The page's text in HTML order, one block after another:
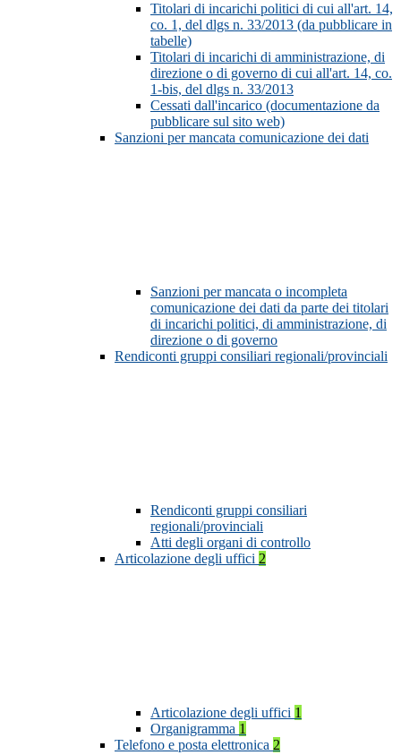
Titolari di incarichi politici di cui all'art. 14,
co. 1, del dlgs n. 33/2013 (da pubblicare in
tabelle)
Titolari di incarichi di amministrazione, di
direzione o di governo di cui all'art. 14, co.
1-bis, del dlgs n. 33/2013
Cessati dall'incarico (documentazione da
pubblicare sul sito web)
Sanzioni per mancata comunicazione dei dati
Sanzioni per mancata o incompleta
comunicazione dei dati da parte dei titolari
di incarichi politici, di amministrazione, di
direzione o di governo
Rendiconti gruppi consiliari regionali/provinciali
Rendiconti gruppi consiliari
regionali/provinciali
Atti degli organi di controllo
Articolazione degli uffici 2
Articolazione degli uffici 1
Organigramma 1
Telefono e posta elettronica 2